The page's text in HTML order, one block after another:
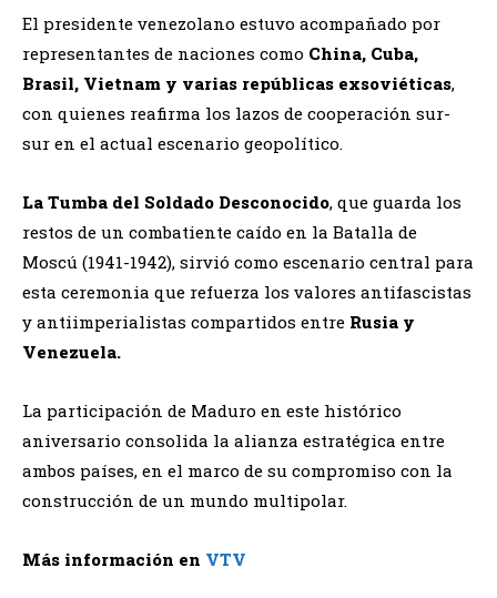
El presidente venezolano estuvo acompañado por
representantes de naciones como China, Cuba,
Brasil, Vietnam y varias repúblicas exsoviéticas,
con quienes reafirma los lazos de cooperación sur-
sur en el actual escenario geopolítico.
La Tumba del Soldado Desconocido, que guarda los
restos de un combatiente caído en la Batalla de
Moscú (1941-1942), sirvió como escenario central para
esta ceremonia que refuerza los valores antifascistas
y antiimperialistas compartidos entre Rusia y
Venezuela.
La participación de Maduro en este histórico
aniversario consolida la alianza estratégica entre
ambos países, en el marco de su compromiso con la
construcción de un mundo multipolar.
Más información en VTV